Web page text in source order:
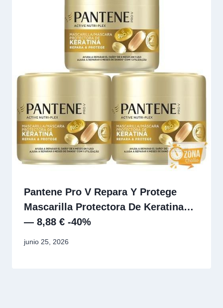
Pantene Pro V Repara Y Protege
Mascarilla Protectora De Keratina…
— 8,88 € -40%
junio 25, 2026